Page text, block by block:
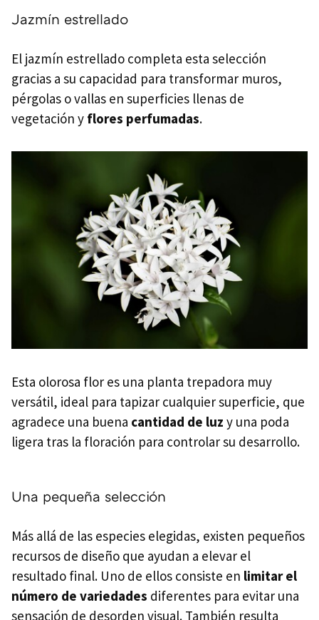
Jazmín estrellado
El jazmín estrellado completa esta selección
gracias a su capacidad para transformar muros,
pérgolas o vallas en superficies llenas de
vegetación y flores perfumadas.
Esta olorosa flor es una planta trepadora muy
versátil, ideal para tapizar cualquier superficie, que
agradece una buena cantidad de luz y una poda
ligera tras la floración para controlar su desarrollo.
Una pequeña selección
Más allá de las especies elegidas, existen pequeños
recursos de diseño que ayudan a elevar el
resultado final. Uno de ellos consiste en limitar el
número de variedades diferentes para evitar una
sensación de desorden visual. También resulta